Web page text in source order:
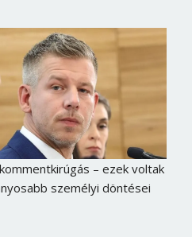
– ezek voltak
személyi döntései